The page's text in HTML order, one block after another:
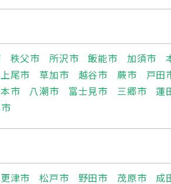
秩父市 所沢市 飯能市 加須市
上尾市 草加市 越谷市 蕨市 戸田
市 八潮市 富士見市 三郷市 蓮
津市 松戸市 野田市 茂原市 成